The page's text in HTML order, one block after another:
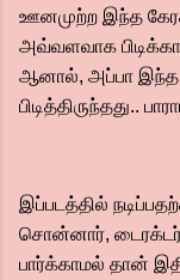
ஊனமுற்ற இந்த
அவ்வளவாக
ஆனால், அப்பா இந்த
பிடித்திருந்தது..
இப்படத்தில்
சொன்னார்,
பார்க்காமல் தான்